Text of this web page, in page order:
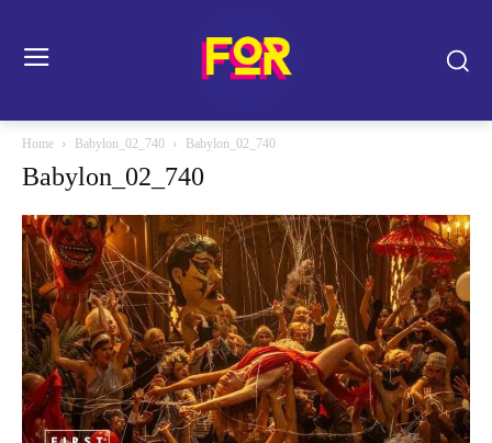
Home Babylon_02_740 Babylon_02_740
Babylon_02_740